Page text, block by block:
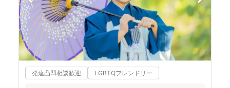
発達凸凹相談歓迎 LGBTQフレンドリー